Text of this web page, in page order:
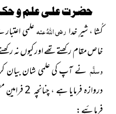
حضرت علی علم و
کُشا ، شیرِ خدارضی اللہُ عنہعلمی
خاص مقام رکھتے تھے اور کیوں نہ
وسلَّم نے آپ کی علمی شان بیان
دروازہ فرمایا ہے ، چنانچہ 2 فرامینِ مصطفےٰ